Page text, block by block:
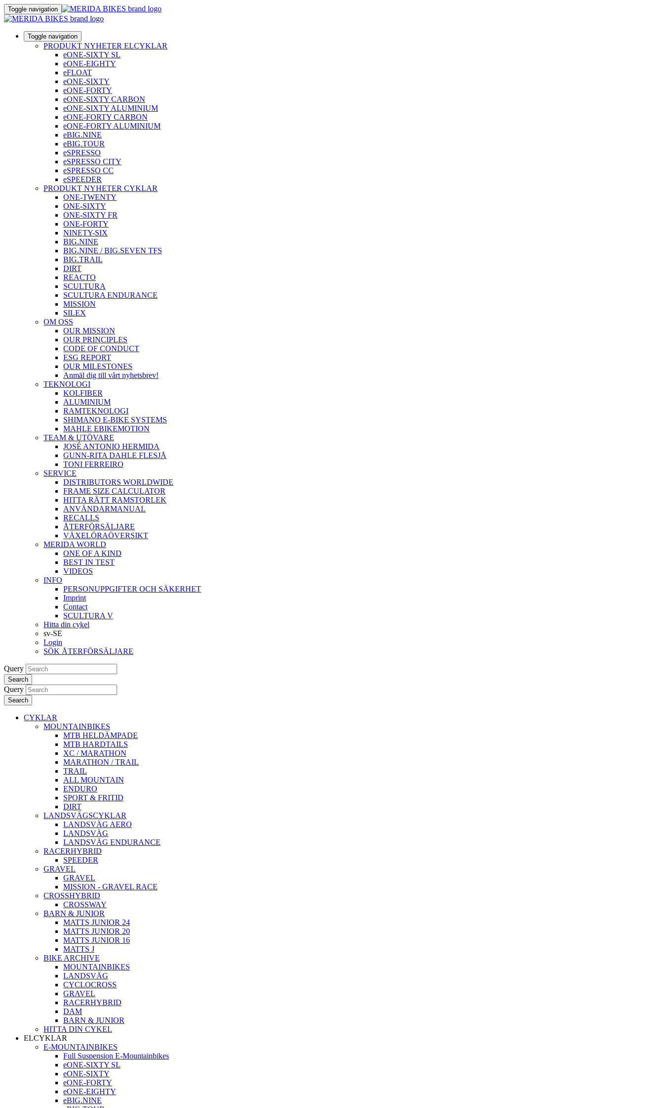
Toggle navigation
Toggle navigation
PRODUKT NYHETER ELCYKLAR
eONE-SIXTY SL
eONE-EIGHTY
eFLOAT
eONE-SIXTY
eONE-FORTY
eONE-SIXTY CARBON
eONE-SIXTY ALUMINIUM
eONE-FORTY CARBON
eONE-FORTY ALUMINIUM
eBIG.NINE
eBIG.TOUR
eSPRESSO
eSPRESSO CITY
eSPRESSO CC
eSPEEDER
PRODUKT NYHETER CYKLAR
ONE-TWENTY
ONE-SIXTY
ONE-SIXTY FR
ONE-FORTY
NINETY-SIX
BIG.NINE
BIG.NINE / BIG.SEVEN TFS
BIG.TRAIL
DIRT
REACTO
SCULTURA
SCULTURA ENDURANCE
MISSION
SILEX
OM OSS
OUR MISSION
OUR PRINCIPLES
CODE OF CONDUCT
ESG REPORT
OUR MILESTONES
Anmäl dig till vårt nyhetsbrev!
TEKNOLOGI
KOLFIBER
ALUMINIUM
RAMTEKNOLOGI
SHIMANO E-BIKE SYSTEMS
MAHLE EBIKEMOTION
TEAM & UTÖVARE
JOSÉ ANTONIO HERMIDA
GUNN-RITA DAHLE FLESJÅ
TONI FERREIRO
SERVICE
DISTRIBUTORS WORLDWIDE
FRAME SIZE CALCULATOR
HITTA RÄTT RAMSTORLEK
ANVÄNDARMANUAL
RECALLS
ÅTERFÖRSÄLJARE
VÄXELÖRAÖVERSIKT
MERIDA WORLD
ONE OF A KIND
BEST IN TEST
VIDEOS
INFO
PERSONUPPGIFTER OCH SÄKERHET
Imprint
Contact
SCULTURA V
Hitta din cykel
sv-SE
Login
SÖK ÅTERFÖRSÄLJARE
Query
Search
Query
Search
CYKLAR
MOUNTAINBIKES
MTB HELDÄMPADE
MTB HARDTAILS
XC / MARATHON
MARATHON / TRAIL
TRAIL
ALL MOUNTAIN
ENDURO
SPORT & FRITID
DIRT
LANDSVÄGSCYKLAR
LANDSVÄG AERO
LANDSVÄG
LANDSVÄG ENDURANCE
RACERHYBRID
SPEEDER
GRAVEL
GRAVEL
MISSION - GRAVEL RACE
CROSSHYBRID
CROSSWAY
BARN & JUNIOR
MATTS JUNIOR 24
MATTS JUNIOR 20
MATTS JUNIOR 16
MATTS J
BIKE ARCHIVE
MOUNTAINBIKES
LANDSVÄG
CYCLOCROSS
GRAVEL
RACERHYBRID
DAM
BARN & JUNIOR
HITTA DIN CYKEL
ELCYKLAR
E-MOUNTAINBIKES
Full Suspension E-Mountainbikes
eONE-SIXTY SL
eONE-SIXTY
eONE-FORTY
eONE-EIGHTY
eBIG.NINE